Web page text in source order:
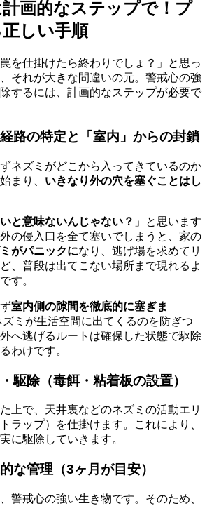
画的なステップで！プ
しい手順
を仕掛けたら終わりでしょ？」と思っ
それが大きな間違いの元。警戒心の強
するには、計画的なステップが必要で
路の特定と「室内」からの封鎖
ネズミがどこから入ってきているのか
まり、 いきなり外の穴を塞ぐことはし
と意味ないんじゃない？ 」と思います
の侵入口を全て塞いでしまうと、家の
がパニックになり、逃げ場を求めてリ
、普段は出てこない場所まで現れるよ
す。
室内側の隙間を徹底的に塞ぎま
ミが生活空間に出てくるのを防ぎつ
へ逃げるルートは確保した状態で駆除
わけです。
駆除（毒餌・粘着板の設置）
上で、天井裏などのネズミの活動エリ
ラップ）を仕掛けます。これにより、
に駆除していきます。
な管理（3ヶ月が目安）
警戒心の強い生き物です。そのため、